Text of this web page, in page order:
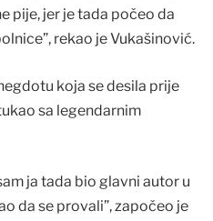
pije, jer je tada počeo da
rekao je Vukašinović.
koja se desila prije
sa legendarnim
ja tada bio glavni autor u
da se provali”, započeo je